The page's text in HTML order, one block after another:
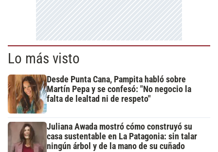
Lo más visto
Desde Punta Cana, Pampita habló sobre
Martín Pepa y se confesó: "No negocio la
falta de lealtad ni de respeto"
Juliana Awada mostró cómo construyó su
casa sustentable en La Patagonia: sin talar
ningún árbol y de la mano de su cuñado